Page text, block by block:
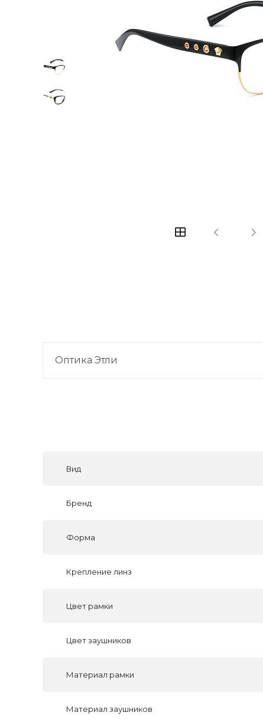
Оптика Этли
Вид
Бренд
Форма
Крепление линз
Цвет рамки
Цвет заушников
Материал рамки
Материал заушников